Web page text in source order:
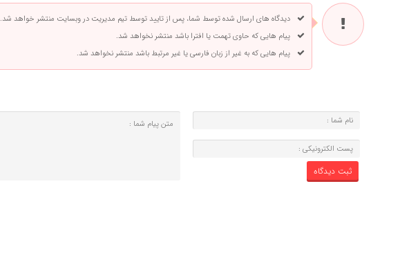
دیدگاه های ارسال شده توسط شما، پس از تایید توسط تیم مدیریت در وبسایت منتشر خواهد شد.
پیام هایی که حاوی تهمت یا افترا باشد منتشر نخواهد شد.
پیام هایی که به غیر از زبان فارسی یا غیر مرتبط باشد منتشر نخواهد شد.